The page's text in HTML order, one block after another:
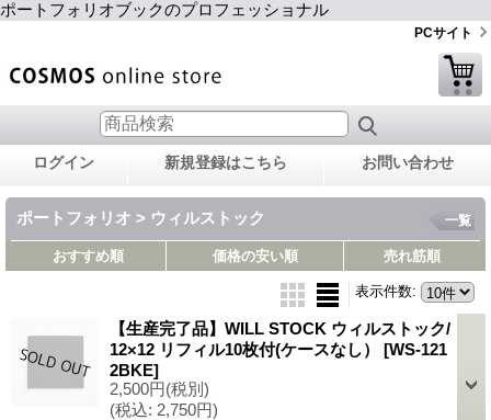
ポートフォリオブックのプロフェッショナル
PCサイト
ログイン 新規登録はこちら お問い合わせ
ポートフォリオ > ウィルストック 一覧
おすすめ順 価格の安い順 売れ筋順
表示件数:
【生産完了品】WILL STOCK ウィルストック/
12×12 リフィル10枚付(ケースなし） [WS-121
2BKE]
2,500円(税別)
(税込: 2,750円)